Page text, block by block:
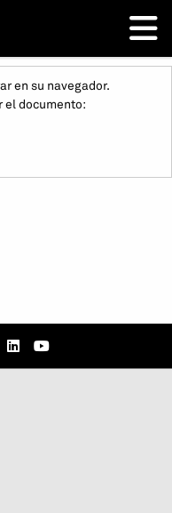
en su navegador.
el documento: